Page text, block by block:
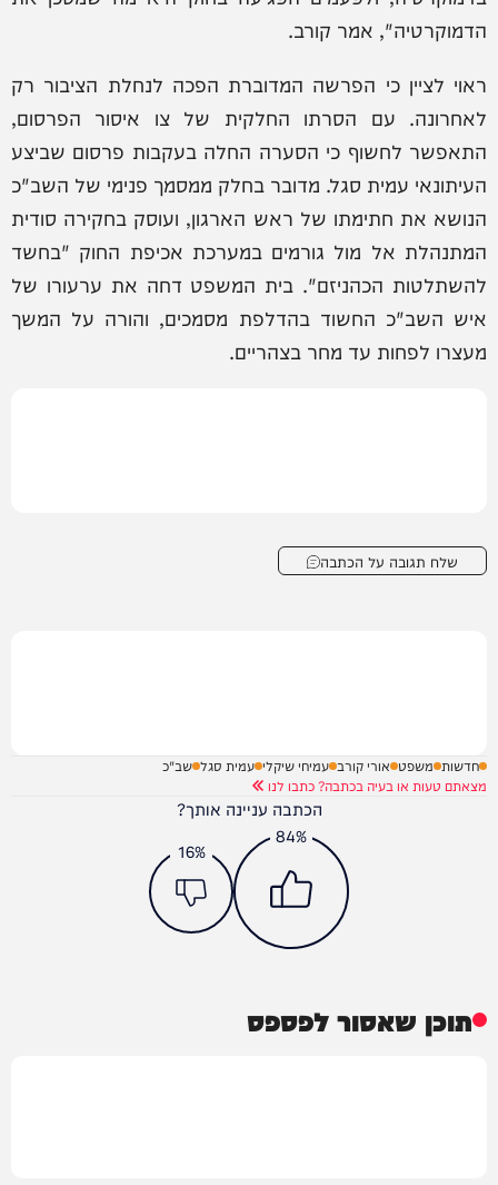
הדמוקרטיה", אמר קורב.
ראוי לציין כי הפרשה המדוברת הפכה לנחלת הציבור רק
לאחרונה. עם הסרתו החלקית של צו איסור הפרסום,
התאפשר לחשוף כי הסערה החלה בעקבות פרסום שביצע
העיתונאי עמית סגל. מדובר בחלק ממסמך פנימי של השב"כ
הנושא את חתימתו של ראש הארגון, ועוסק בחקירה סודית
המתנהלת אל מול גורמים במערכת אכיפת החוק "בחשד
להשתלטות הכהניזם". בית המשפט דחה את ערעורו של
איש השב"כ החשוד בהדלפת מסמכים, והורה על המשך
מעצרו לפחות עד מחר בצהריים.
שלח תגובה על הכתבה
חדשות משפט אורי קורב עמיחי שיקלי עמית סגל שב"כ
מצאתם טעות או בעיה בכתבה? כתבו לנו
הכתבה עניינה אותך?
84%
16%
תוכן שאסור לפספס